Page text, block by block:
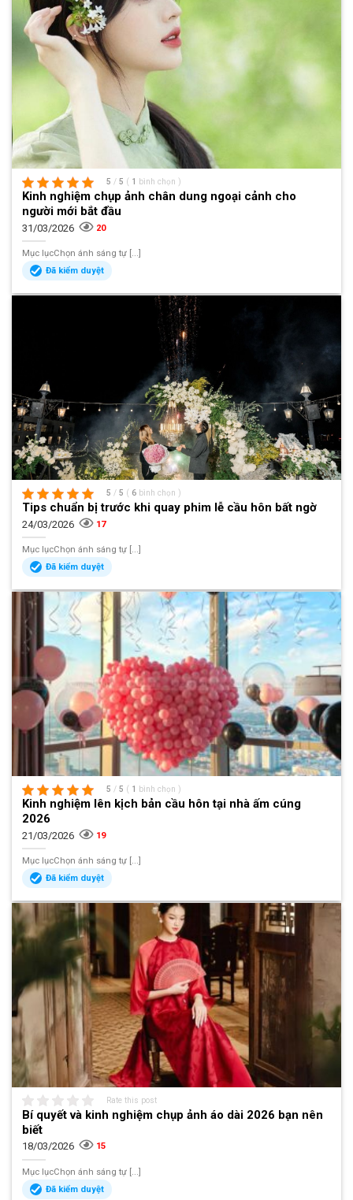
5 / 5 ( 1 bình chọn )
Kinh nghiệm chụp ảnh chân dung ngoại cảnh cho
người mới bắt đầu
31/03/2026 20
Mục lụcChọn ánh sáng tự [...]
Đã kiểm duyệt
5 / 5 ( 6 bình chọn )
Tips chuẩn bị trước khi quay phim lễ cầu hôn bất ngờ
24/03/2026 17
Mục lụcChọn ánh sáng tự [...]
Đã kiểm duyệt
5 / 5 ( 1 bình chọn )
Kinh nghiệm lên kịch bản cầu hôn tại nhà ấm cúng
2026
21/03/2026 19
Mục lụcChọn ánh sáng tự [...]
Đã kiểm duyệt
Rate this post
Bí quyết và kinh nghiệm chụp ảnh áo dài 2026 bạn nên
biết
18/03/2026 15
Mục lụcChọn ánh sáng tự [...]
Đã kiểm duyệt